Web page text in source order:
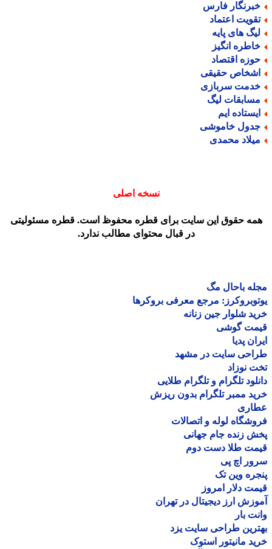
فارس
اعتماد
های پایه
انگیز
اقتصاد
حقیقی
سربازی
لیگ
ایم
خاموشی
محمدی
نسخه اصلی
حقوق این سایت برای قطره محفوظ است. قطره مسئولیتی
در قبال محتوای مطالب ندارد.
باحال مگ
مرجع معرفی بروکرها
شلوار جین زنانه
گوشی
پدیا
سایت در مشهد
نوزاد
تلگرام و تلگرام طلایی
ممبر تلگرام بدون ریزش
لوله و اتصالات
زنده جام جهانی
طلا دست دوم
اچ پی
وین تک
دلار امروز
ارز دیجیتال در تهران
بار
طراحی سایت یزد
مانیتور استوک